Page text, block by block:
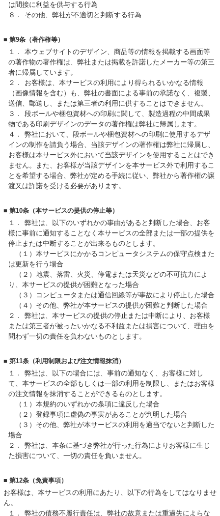
は間接に利益を供与する行為
８．
その他、弊社が不適切と判断する行為
■ 第9条（著作権等）
１．
本ウェブサイトのデザイン、商品等の情報を掲載する画面等
の著作物の著作権は、弊社または掲載を許諾したメーカー等の第三
者に帰属しています。
２．
お客様は、本サービスの利用により得られるいかなる情報
（画像情報を含む）も、弊社の書面による事前の承諾なく、複製、
送信、郵送し、または第三者の利用に供することはできません。
３．
段ボールや梱包資材への印刷に関して、製造過程の中間成果
物である印刷デザインのデータの著作権は弊社に帰属します。
４．
弊社において、段ボールや梱包資材への印刷に使用するデザ
インの制作を請負う場合、当該デザインの著作権は弊社に帰属し、
お客様は本サービス外において当該デザインを使用することはでき
ません。また、お客様が当該デザインを本サービス外で利用するこ
とを希望する場合、弊社が定める手続に従い、弊社から著作権の譲
渡又は許諾を受ける必要があります。
■ 第10条（本サービスの提供の停止等）
１．
弊社は、以下のいずれかの事由があると判断した場合、お客
様に事前に通知することなく本サービスの全部または一部の提供を
停止または中断することが出来るものとします。
（１）本サービスにかかるコンピュータシステムの保守点検また
は更新を行う場合
（２）地震、落雷、火災、停電または天災などの不可抗力によ
り、本サービスの提供が困難となった場合
（３）コンピュータまたは通信回線等が事故により停止した場合
（４）その他、弊社が本サービスの提供が困難と判断した場合
２．
弊社は、本サービスの提供の停止または中断により、お客様
または第三者が被ったいかなる不利益または損害について、理由を
問わず一切の責任を負わないものとします。
■ 第11条（利用制限および注文情報抹消）
１．
弊社は、以下の場合には、事前の通知なく、お客様に対し
て、本サービスの全部もしくは一部の利用を制限し、またはお客様
の注文情報を抹消することができるものとします。
（１）本規約のいずれかの条項に違反した場合
（２）登録事項に虚偽の事実があることが判明した場合
（３）その他、弊社が本サービスの利用を適当でないと判断した
場合
２．
弊社は、本条に基づき弊社が行った行為によりお客様に生じ
た損害について、一切の責任を負いません。
■ 第12条（免責事項）
お客様は、本サービスの利用にあたり、以下の行為をしてはなりませ
ん。
１．
弊社の債務不履行責任は、弊社の故意または重過失によらな